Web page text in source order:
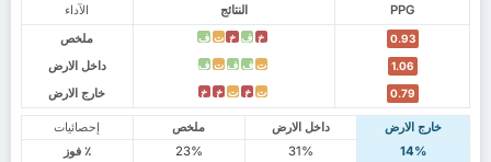
الآداء النتائج
PPG
ملخص
خ ف خ ت ف 0.93
داخل الارض ت ف ف ت ف 1.06
خارج الارض ت خ ت خ خ 0.79
إحصائيات ملخص داخل الارض
خارج الارض
٪ فوز
23% 31%
14%